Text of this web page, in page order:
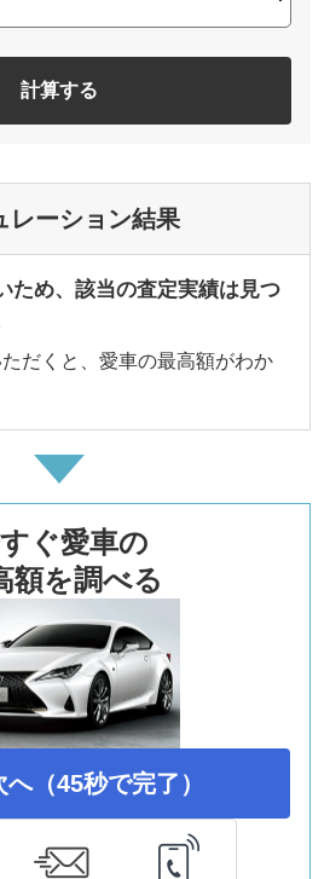
計算する
レーション結果
ため、該当の査定実績は見つ
だくと、愛車の最高額がわか
ぐ愛車の
額を調べる
へ（45秒で完了）